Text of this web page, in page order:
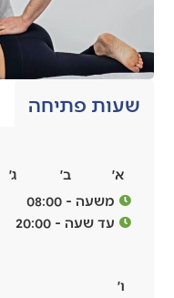
שעות פתיחה
א׳ ב׳ ג׳
משעה - 08:00
עד שעה - 20:00
ו׳